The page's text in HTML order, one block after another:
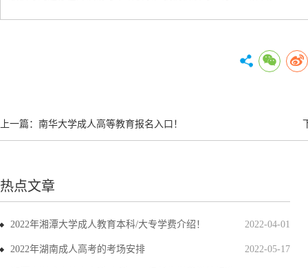
上一篇： 南华大学成人高等教育报名入口！
热点文章
2022-04-01
2022年湘潭大学成人教育本科/大专学费介绍！
2022-05-17
2022年湖南成人高考的考场安排